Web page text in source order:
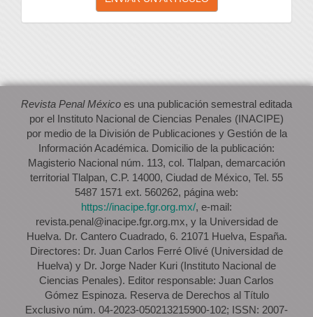
artículo
Revista Penal México es una publicación semestral editada
por el Instituto Nacional de Ciencias Penales (INACIPE)
por medio de la División de Publicaciones y Gestión de la
Información Académica. Domicilio de la publicación:
Magisterio Nacional núm. 113, col. Tlalpan, demarcación
territorial Tlalpan, C.P. 14000, Ciudad de México, Tel. 55
5487 1571 ext. 560262, página web:
https://inacipe.fgr.org.mx/, e-mail:
revista.penal@inacipe.fgr.org.mx, y la Universidad de
Huelva. Dr. Cantero Cuadrado, 6. 21071 Huelva, España.
Directores: Dr. Juan Carlos Ferré Olivé (Universidad de
Huelva) y Dr. Jorge Nader Kuri (Instituto Nacional de
Ciencias Penales). Editor responsable: Juan Carlos
Gómez Espinoza. Reserva de Derechos al Título
Exclusivo núm. 04-2023-050213215900-102; ISSN: 2007-